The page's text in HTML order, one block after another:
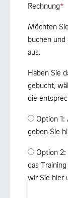
Rechnung*
Möchten
buchen
aus.
Haben Sie
gebucht,
die
Option
geben Sie
Option
das
wir Sie hier